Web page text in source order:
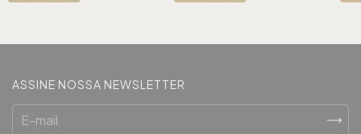
ASSINE NOSSA NEWSLETTER